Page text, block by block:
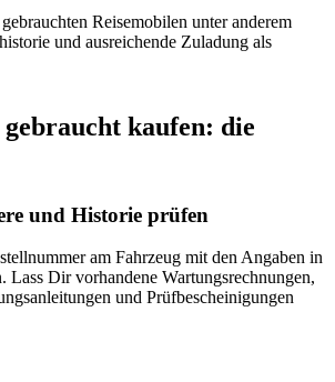
Reisemobilen unter anderem
und ausreichende Zuladung als
kaufen: die
und Historie prüfen
am Fahrzeug mit den Angaben in
Lass Dir vorhandene Wartungsrechnungen,
und Prüfbescheinigungen